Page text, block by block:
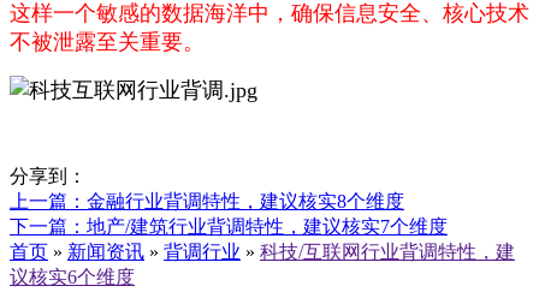
这样一个敏感的数据海洋中，确保信息安全、核心技术
不被泄露至关重要。
分享到：
上一篇 ：金融行业背调特性，建议核实8个维度
下一篇 ：地产/建筑行业背调特性，建议核实7个维度
首页 » 新闻资讯 » 背调行业 » 科技/互联网行业背调特性，建
议核实6个维度